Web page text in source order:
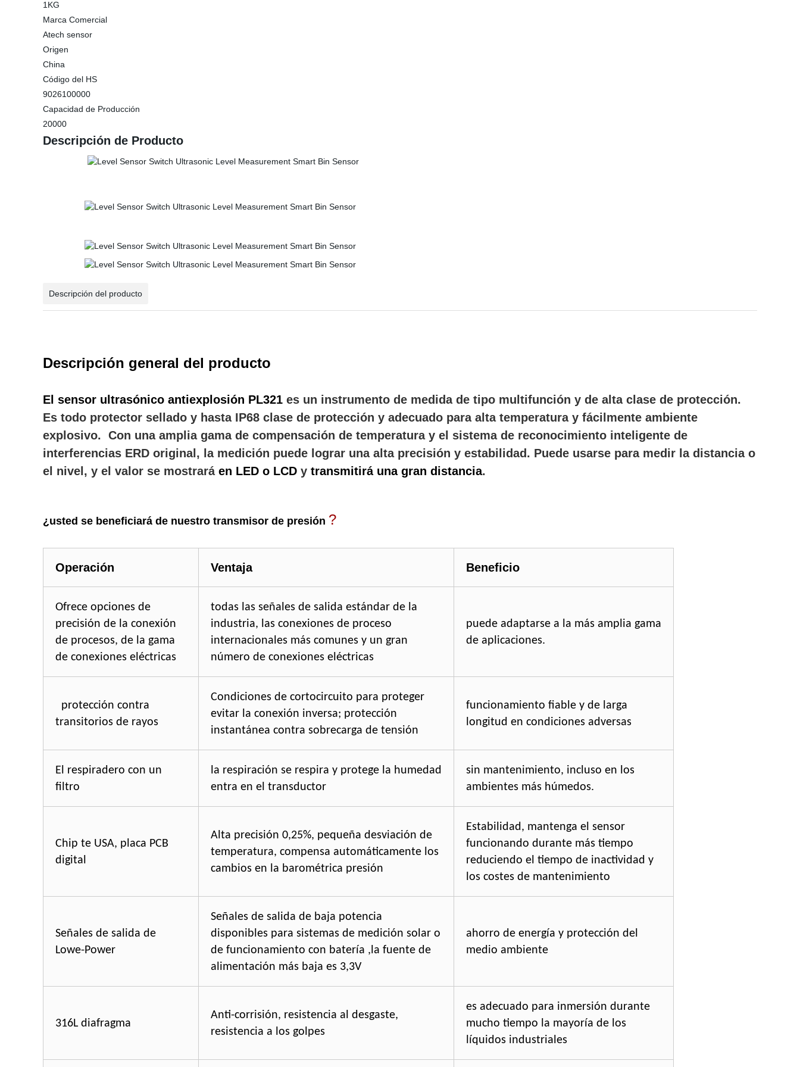
1KG
Marca Comercial
Atech sensor
Origen
China
Código del HS
9026100000
Capacidad de Producción
20000
Descripción de Producto
Descripción del producto
Descripción general del producto
El sensor ultrasónico antiexplosión PL321 es un instrumento de medida de tipo multifunción y de alta clase de protección.
Es todo protector sellado y hasta IP68 clase de protección y adecuado para alta temperatura y fácilmente ambiente
explosivo. Con una amplia gama de compensación de temperatura y el sistema de reconocimiento inteligente de
interferencias ERD original, la medición puede lograr una alta precisión y estabilidad. Puede usarse para medir la distancia o
el nivel, y el valor se mostraráen LED o LCD y transmitirá una gran distancia.
¿usted se beneficiará de nuestro transmisor de presión ?
Operación Ventaja Beneficio
Ofrece opciones de
precisión de la conexión
de procesos, de la gama
de conexiones eléctricas
todas las señales de salida estándar de la
industria, las conexiones de proceso
internacionales más comunes y un gran
número de conexiones eléctricas
puede adaptarse a la más amplia gama
de aplicaciones.
protección contra
transitorios de rayos
Condiciones de cortocircuito para proteger
evitar la conexión inversa; protección
instantánea contra sobrecarga de tensión
funcionamiento fiable y de larga
longitud en condiciones adversas
El respiradero con un
filtro
la respiración se respira y protege la humedad
entra en el transductor
sin mantenimiento, incluso en los
ambientes más húmedos.
Chip te USA, placa PCB
digital
Alta precisión 0,25%, pequeña desviación de
temperatura, compensa automáticamente los
cambios en la barométrica presión
Estabilidad, mantenga el sensor
funcionando durante más tiempo
reduciendo el tiempo de inactividad y
los costes de mantenimiento
Señales de salida de
Lowe-Power
Señales de salida de baja potencia
disponibles para sistemas de medición solar o
de funcionamiento con batería ,la fuente de
alimentación más baja es 3,3V
ahorro de energía y protección del
medio ambiente
316L diafragma
Anti-corrisión, resistencia al desgaste,
resistencia a los golpes
es adecuado para inmersión durante
mucho tiempo la mayoría de los
líquidos industriales